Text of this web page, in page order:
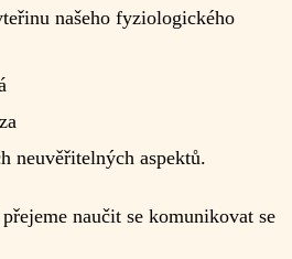
našeho fyziologického
neuvěřitelných aspektů.
naučit se komunikovat se